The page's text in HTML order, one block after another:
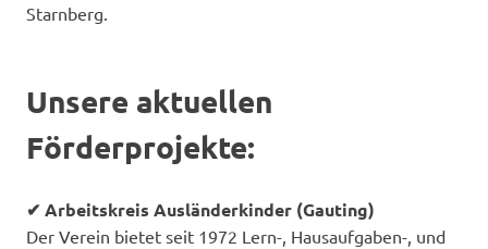
Starnberg.
Unsere aktuellen
Förderprojekte:
✔ Arbeitskreis Ausländerkinder (Gauting)
Der Verein bietet seit 1972 Lern-, Hausaufgaben-, und